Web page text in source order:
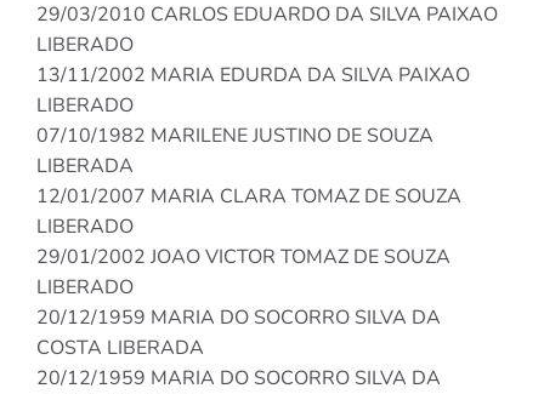
29/03/2010 CARLOS EDUARDO DA SILVA PAIXAO
LIBERADO
13/11/2002 MARIA EDURDA DA SILVA PAIXAO
LIBERADO
07/10/1982 MARILENE JUSTINO DE SOUZA
LIBERADA
12/01/2007 MARIA CLARA TOMAZ DE SOUZA
LIBERADO
29/01/2002 JOAO VICTOR TOMAZ DE SOUZA
LIBERADO
20/12/1959 MARIA DO SOCORRO SILVA DA
COSTA LIBERADA
20/12/1959 MARIA DO SOCORRO SILVA DA